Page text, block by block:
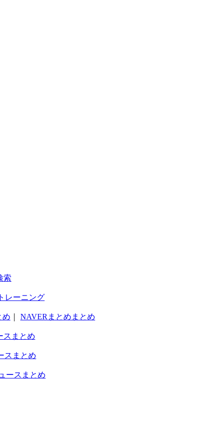
索
レーニング
め NAVERまとめまとめ
スまとめ
スまとめ
ースまとめ